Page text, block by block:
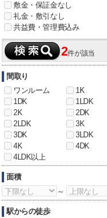
敷金・保証金なし
礼金・敷引なし
共益費・管理費込み
2件が該当
間取り
ワンルーム
1K
1DK
1LDK
2K
2DK
2LDK
3K
3DK
3LDK
4K
4DK
4LDK以上
面積
～
駅からの徒歩